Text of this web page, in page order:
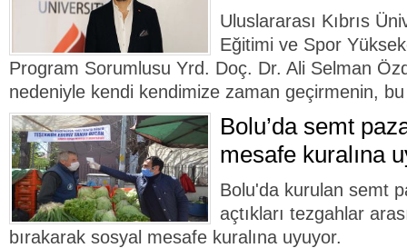
Uluslararası Kıbrıs
Eğitimi ve Spor
Program Sorumlusu Yrd. Doç. Dr. Ali Selman
nedeniyle kendi kendimize zaman geçirmenin,
Bolu’da semt
mesafe kuralına
Bolu'da kurulan semt
açtıkları tezgahlar
bırakarak sosyal mesafe kuralına uyuyor.